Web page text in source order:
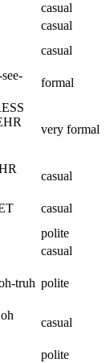
casual
casual
casual
formal
very formal
casual
casual
polite
casual
truh polite
casual
polite